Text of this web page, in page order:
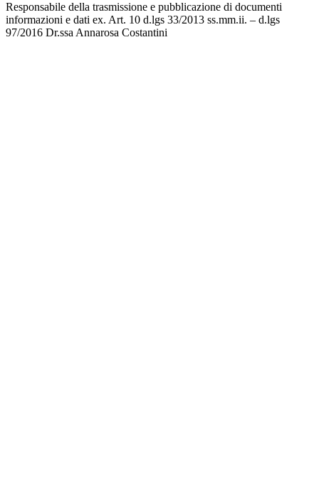
Responsabile della trasmissione e pubblicazione di documenti
informazioni e dati ex. Art. 10 d.lgs 33/2013 ss.mm.ii. – d.lgs
97/2016 Dr.ssa Annarosa Costantini